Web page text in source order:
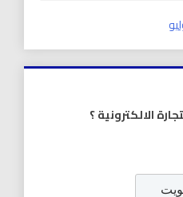
الالكترونية ؟